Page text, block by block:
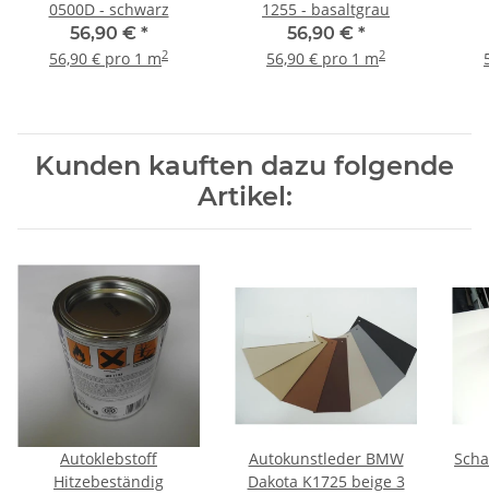
0500D - schwarz
56,90 € *
56,90 € pro 1 m2
1255 - basaltgrau
56,90 € *
56,90 € pro 1 m2
Kunden kauften dazu folgende
Artikel:
Autoklebstoff
Hitzebeständig
Autokunstleder BMW
Dakota K1725 beige 3